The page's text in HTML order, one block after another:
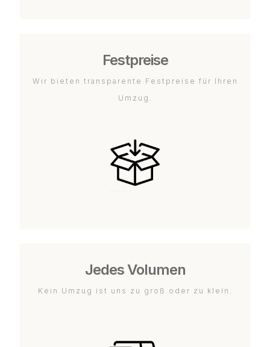
Festpreise
Wir bieten transparente Festpreise für Ihren
Umzug.
Jedes Volumen
Kein Umzug ist uns zu groß oder zu klein.